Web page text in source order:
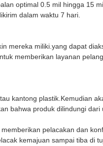
optimal 0.5 mil hingga 15
dalam waktu 7 hari.
mereka miliki.yang dapat
memberikan layanan
kantong plastik.Kemudian
bahwa produk dilindungi
pelacakan dan
kemajuan sampai tiba di